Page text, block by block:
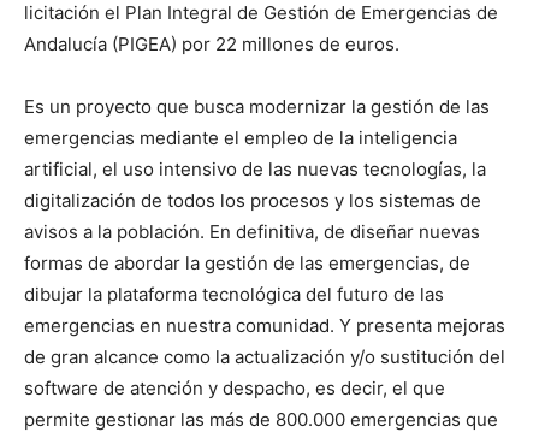
licitación el Plan Integral de Gestión de Emergencias de
Andalucía (PIGEA) por 22 millones de euros.
Es un proyecto que busca modernizar la gestión de las
emergencias mediante el empleo de la inteligencia
artificial, el uso intensivo de las nuevas tecnologías, la
digitalización de todos los procesos y los sistemas de
avisos a la población. En definitiva, de diseñar nuevas
formas de abordar la gestión de las emergencias, de
dibujar la plataforma tecnológica del futuro de las
emergencias en nuestra comunidad. Y presenta mejoras
de gran alcance como la actualización y/o sustitución del
software de atención y despacho, es decir, el que
permite gestionar las más de 800.000 emergencias que